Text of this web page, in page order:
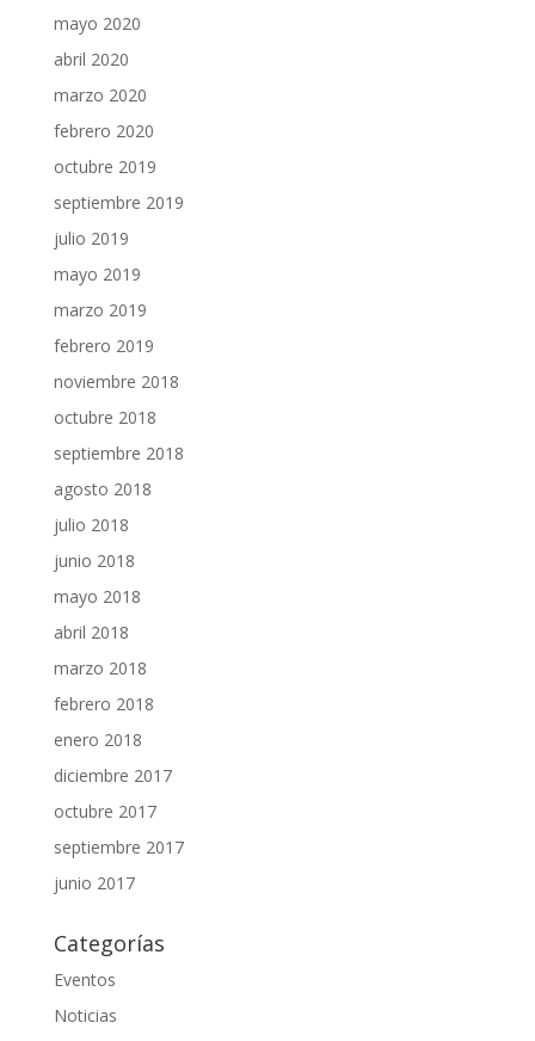
mayo 2020
abril 2020
marzo 2020
febrero 2020
octubre 2019
septiembre 2019
julio 2019
mayo 2019
marzo 2019
febrero 2019
noviembre 2018
octubre 2018
septiembre 2018
agosto 2018
julio 2018
junio 2018
mayo 2018
abril 2018
marzo 2018
febrero 2018
enero 2018
diciembre 2017
octubre 2017
septiembre 2017
junio 2017
Categorías
Eventos
Noticias